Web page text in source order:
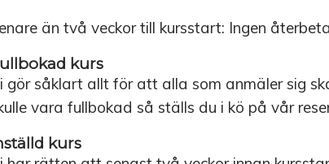
än två veckor till kursstart: Ingen
kurs
gör såklart allt för att alla som anmäler sig
vara fullbokad så ställs du i kö på vår
kurs